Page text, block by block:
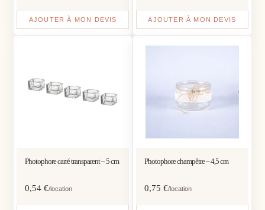
AJOUTER À MON DEVIS AJOUTER À MON DEVIS
Photophore carré transparent – 5 cm
0,54€/location
Photophore champêtre – 4,5 cm
0,75 €/location